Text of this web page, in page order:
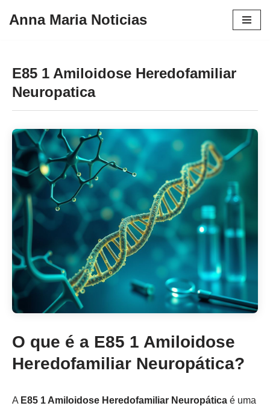
conteúdo
Anna Maria Noticias
E85 1 Amiloidose Heredofamiliar
Neuropatica
O que é a E85 1 Amiloidose
Heredofamiliar Neuropática?
A E85 1 Amiloidose Heredofamiliar Neuropática é uma